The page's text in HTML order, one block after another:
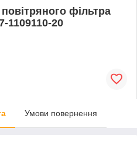
фільтра
1109110-20
Умови повернення